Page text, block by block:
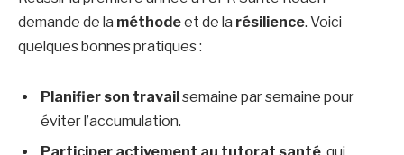
demande de la méthodeet de la résilience. Voici
quelques bonnes pratiques :
Planifier son travailsemaine par semaine pour
éviter l’accumulation.
Participer activement au tutorat santé, qui